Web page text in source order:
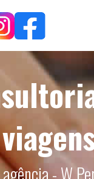
- W